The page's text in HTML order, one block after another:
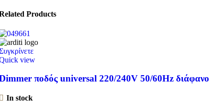
Products
view
ποδός universal 220/240V 50/60Hz διάφανο
In stock